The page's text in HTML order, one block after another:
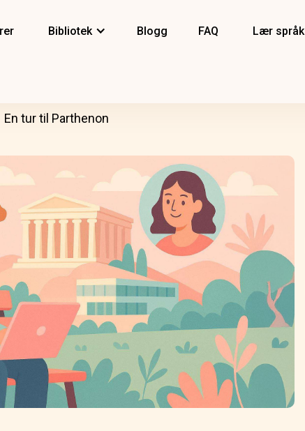
Bibliotek Blogg FAQ Lær språk
En tur til Parthenon